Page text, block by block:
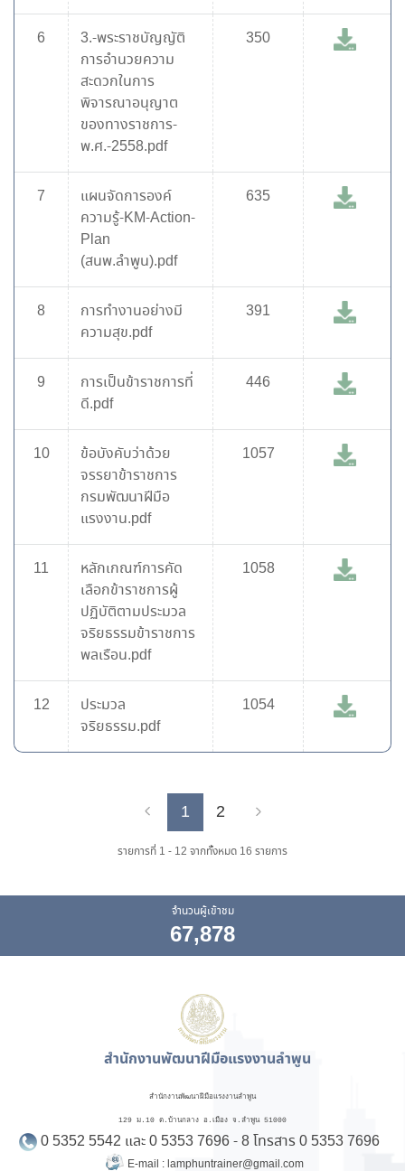
6
3.-พระราชบัญญัติ
การอำนวยความ
สะดวกในการ
พิจารณาอนุญาต
ของทางราชการ-
พ.ศ.-2558.pdf
350
7
แผนจัดการองค์
ความรู้-KM-Action-
Plan
(สนพ.ลำพูน).pdf
635
8
การทำงานอย่างมี
ความสุข.pdf
391
9
การเป็นข้าราชการที่
ดี.pdf
446
10
ข้อบังคับว่าด้วย
จรรยาข้าราชการ
กรมพัฒนาฝีมือ
แรงงาน.pdf
1057
11
หลักเกณฑ์การคัด
เลือกข้าราชการผู้
ปฏิบัติตามประมวล
จริยธรรมข้าราชการ
พลเรือน.pdf
1058
12
ประมวล
จริยธรรม.pdf
1054
Previous
1 2
รายการที่ 1 - 12 จากทั้งหมด 16 รายการ
จำนวนผู้เข้าชม
67,878
สำนักงานพัฒนาฝีมือแรงงานลำพูน
สำนักงานพัฒนาฝีมือแรงงานลำพูน
129 ม.10 ต.บ้านกลาง อ.เมือง จ.ลำพูน 51000
0 5352 5542 และ 0 5353 7696 - 8 โทรสาร 0 5353 7696
E-mail : lamphuntrainer@gmail.com